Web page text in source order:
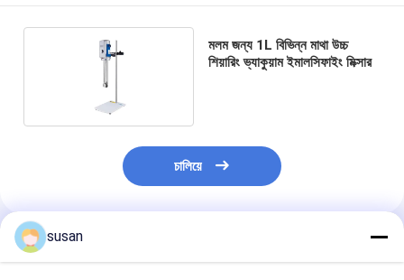
মলম জন্য 1L বিভিন্ন মাথা উচ্চ
শিয়ারিং ভ্যাকুয়াম ইমালসিফাইং মিক্সার
চালিয়ে
প্রস্তাবিত পণ্য
susan